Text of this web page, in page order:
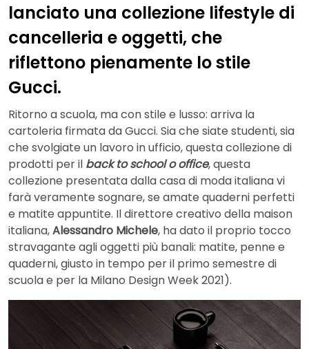
lanciato una collezione lifestyle di
cancelleria e oggetti, che
riflettono pienamente lo stile
Gucci.
Ritorno a scuola, ma con stile e lusso: arriva la
cartoleria firmata da Gucci. Sia che siate studenti, sia
che svolgiate un lavoro in ufficio, questa collezione di
prodotti per il back to school o office, questa
collezione presentata dalla casa di moda italiana vi
farà veramente sognare, se amate quaderni perfetti
e matite appuntite. Il direttore creativo della maison
italiana,Alessandro Michele, ha dato il proprio tocco
stravagante agli oggetti più banali: matite, penne e
quaderni, giusto in tempo per il primo semestre di
scuola e per la Milano Design Week 2021).